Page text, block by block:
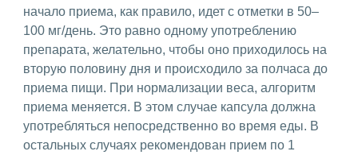
начало приема, как правило, идет с отметки в 50–
100 мг/день. Это равно одному употреблению
препарата, желательно, чтобы оно приходилось на
вторую половину дня и происходило за полчаса до
приема пищи. При нормализации веса, алгоритм
приема меняется. В этом случае капсула должна
употребляться непосредственно во время еды. В
остальных случаях рекомендован прием по 1